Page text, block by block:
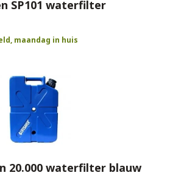
SP101 waterfilter
maandag in huis
20.000 waterfilter blauw